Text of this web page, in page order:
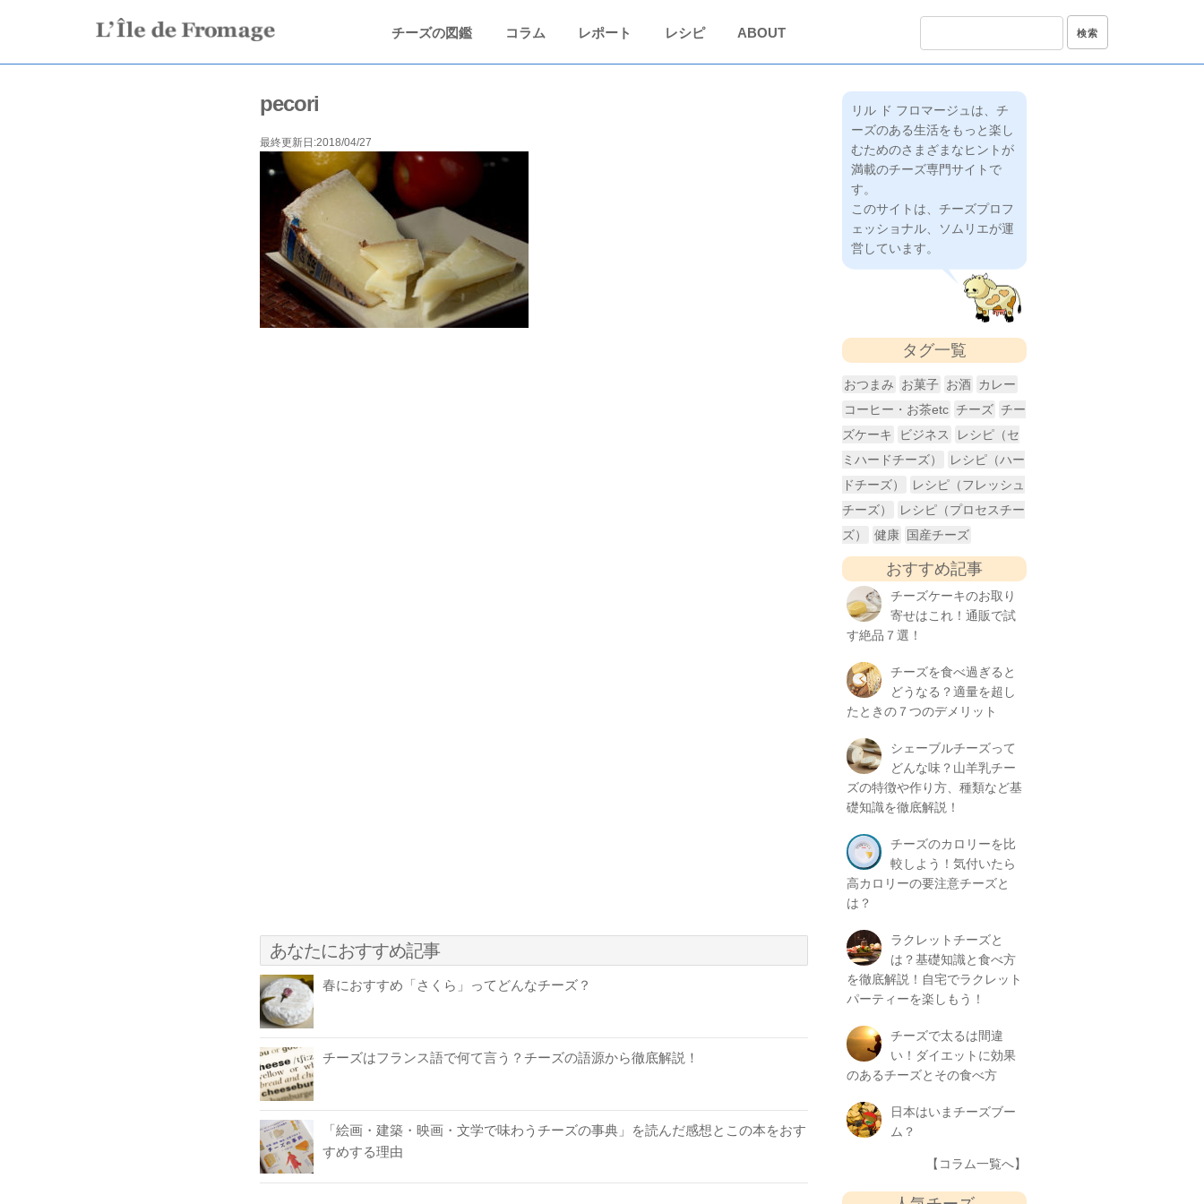
チーズの図鑑 コラム レポート レシピ ABOUT
pecori
最終更新日:2018/04/27
あなたにおすすめ記事
春におすすめ「さくら」ってどんなチーズ？
チーズはフランス語で何て言う？チーズの語源から徹底解説！
「絵画・建築・映画・文学で味わうチーズの事典」を読んだ感想とこの本をおす
すめする理由
リル ド フロマージュは、チ
ーズのある生活をもっと楽し
むためのさまざまなヒントが
満載のチーズ専門サイトで
す。
このサイトは、チーズプロフ
ェッショナル、ソムリエが運
営しています。
タグ一覧
おつまみ お菓子 お酒
カレー
コーヒー・お茶etc チーズ チー
ズケーキ
ビジネス
レシピ（セ
ミハードチーズ）
レシピ（ハー
ドチーズ）
レシピ（フレッシュ
チーズ）
レシピ（プロセスチー
ズ）
健康 国産チーズ
おすすめ記事
チーズケーキのお取り
寄せはこれ！通販で試
す絶品７選！
チーズを食べ過ぎると
どうなる？適量を超し
たときの７つのデメリット
シェーブルチーズって
どんな味？山羊乳チー
ズの特徴や作り方、種類など基
礎知識を徹底解説！
チーズのカロリーを比
較しよう！気付いたら
高カロリーの要注意チーズと
は？
ラクレットチーズと
は？基礎知識と食べ方
を徹底解説！自宅でラクレット
パーティーを楽しもう！
チーズで太るは間違
い！ダイエットに効果
のあるチーズとその食べ方
日本はいまチーズブー
ム？
【コラム一覧へ】